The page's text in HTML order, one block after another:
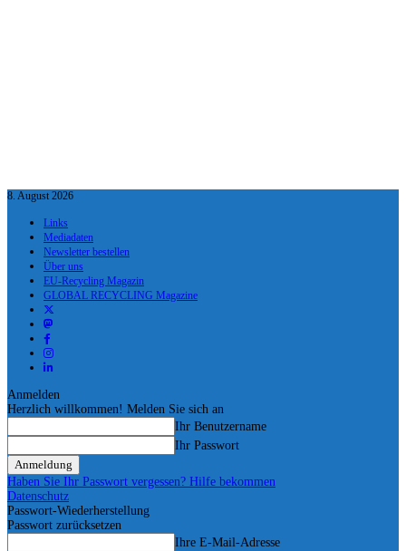
8. August 2026
Links
Mediadaten
Newsletter bestellen
Über uns
EU-Recycling Magazin
GLOBAL RECYCLING Magazine
Anmelden
Herzlich willkommen! Melden Sie sich an
Ihr Benutzername
Ihr Passwort
Haben Sie Ihr Passwort vergessen? Hilfe bekommen
Datenschutz
Passwort-Wiederherstellung
Passwort zurücksetzen
Ihre E-Mail-Adresse